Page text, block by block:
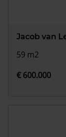
Jacob van
59 m2
€ 600.000